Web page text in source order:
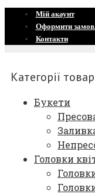
Мій акаунт
Оформити
Контакти
Категорії
Букети
Головки